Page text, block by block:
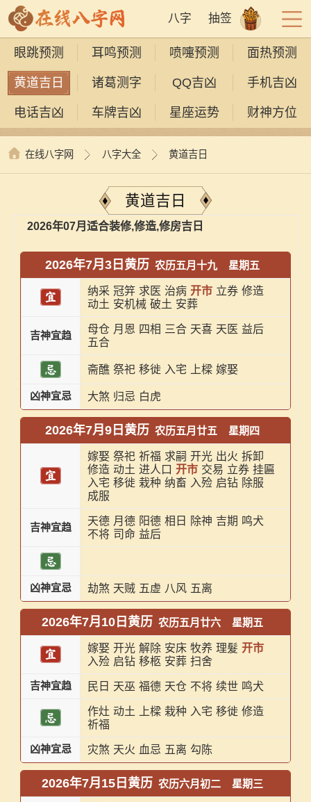
八字 抽签
眼跳预测 耳鸣预测 喷嚏预测 面热预测
黄道吉日 诸葛测字 QQ吉凶 手机吉凶
电话吉凶 车牌吉凶 星座运势 财神方位
在线八字网 八字大全 黄道吉日
黄道吉日
2026年07月适合装修,修造,修房吉日
2026年7月3日黄历 农历五月十九 星期五
纳采 冠笄 求医 治病 开市 立券 修造
动土 安机械 破土 安葬
吉神宜趋
母仓 月恩 四相 三合 天喜 天医 益后
五合
斋醮 祭祀 移徙 入宅 上樑 嫁娶
凶神宜忌 大煞 归忌 白虎
2026年7月9日黄历 农历五月廿五 星期四
嫁娶 祭祀 祈福 求嗣 开光 出火 拆卸
修造 动土 进人口 开市 交易 立券 挂匾
入宅 移徙 栽种 纳畜 入殓 启钻 除服
成服
吉神宜趋
天德 月德 阳德 相日 除神 吉期 鸣犬
不将 司命 益后
凶神宜忌 劫煞 天贼 五虚 八风 五离
2026年7月10日黄历 农历五月廿六 星期五
嫁娶 开光 解除 安床 牧养 理髮 开市
入殓 启钻 移柩 安葬 扫舍
吉神宜趋 民日 天巫 福德 天仓 不将 续世 鸣犬
作灶 动土 上樑 栽种 入宅 移徙 修造
祈福
凶神宜忌 灾煞 天火 血忌 五离 勾陈
2026年7月15日黄历 农历六月初二 星期三